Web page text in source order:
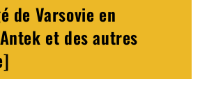
de Varsovie en
et des autres